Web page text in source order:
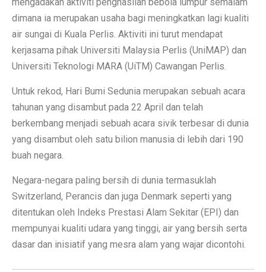
dimana ia merupakan usaha bagi meningkatkan lagi kualiti
air sungai di Kuala Perlis. Aktiviti ini turut mendapat
kerjasama pihak Universiti Malaysia Perlis (UniMAP) dan
Universiti Teknologi MARA (UiTM) Cawangan Perlis.
Untuk rekod, Hari Bumi Sedunia merupakan sebuah acara
tahunan yang disambut pada 22 April dan telah
berkembang menjadi sebuah acara sivik terbesar di dunia
yang disambut oleh satu bilion manusia di lebih dari 190
buah negara.
Negara-negara paling bersih di dunia termasuklah
Switzerland, Perancis dan juga Denmark seperti yang
ditentukan oleh Indeks Prestasi Alam Sekitar (EPI) dan
mempunyai kualiti udara yang tinggi, air yang bersih serta
dasar dan inisiatif yang mesra alam yang wajar dicontohi.